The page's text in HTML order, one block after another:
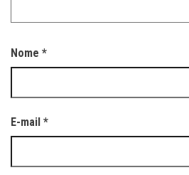
Nome *
E-mail *